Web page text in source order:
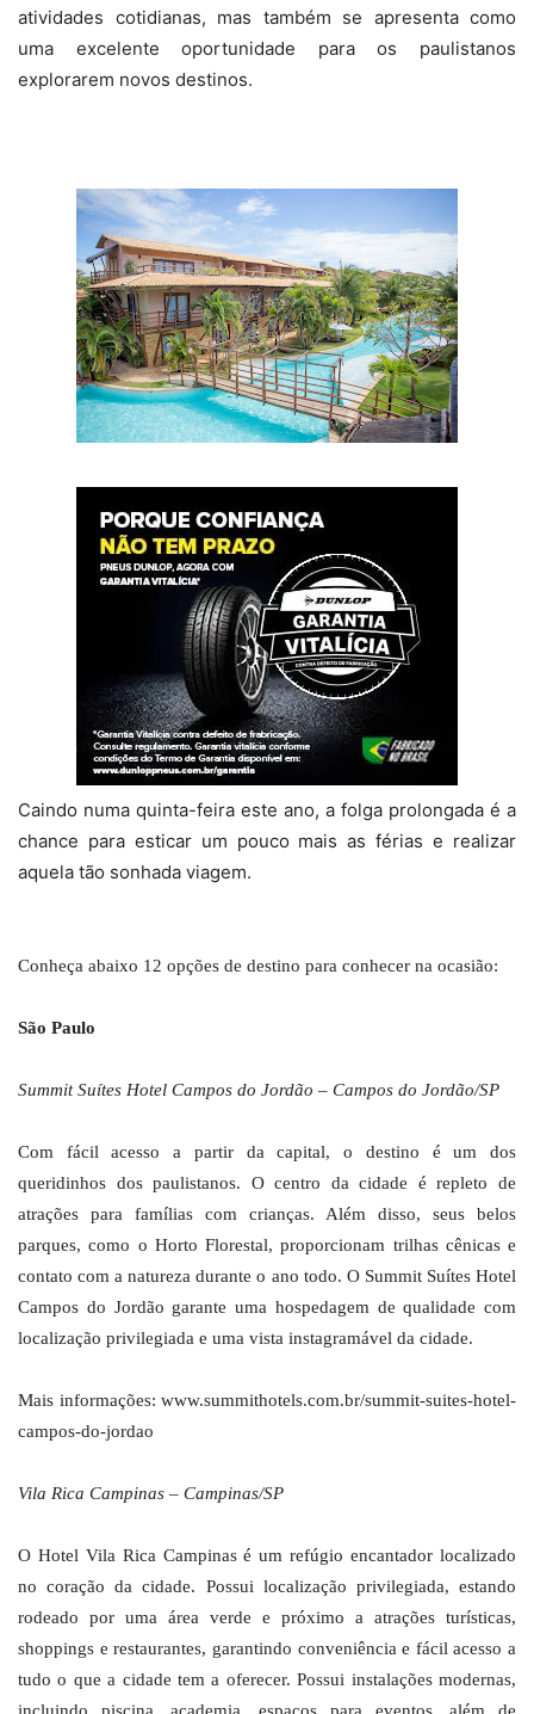
atividades cotidianas, mas também se apresenta como
uma excelente oportunidade para os paulistanos
explorarem novos destinos.
Caindo numa quinta-feira este ano, a folga prolongada é a
chance para esticar um pouco mais as férias e realizar
aquela tão sonhada viagem.
Conheça abaixo 12 opções de destino para conhecer na ocasião:
São Paulo
Summit Suítes Hotel Campos do Jordão – Campos do Jordão/SP
Com fácil acesso a partir da capital, o destino é um dos
queridinhos dos paulistanos. O centro da cidade é repleto de
atrações para famílias com crianças. Além disso, seus belos
parques, como o Horto Florestal, proporcionam trilhas cênicas e
contato com a natureza durante o ano todo. O Summit Suítes Hotel
Campos do Jordão garante uma hospedagem de qualidade com
localização privilegiada e uma vista instagramável da cidade.
Mais informações: www.summithotels.com.br/summit-suites-hotel-
campos-do-jordao
Vila Rica Campinas – Campinas/SP
O Hotel Vila Rica Campinas é um refúgio encantador localizado
no coração da cidade. Possui localização privilegiada, estando
rodeado por uma área verde e próximo a atrações turísticas,
shoppings e restaurantes, garantindo conveniência e fácil acesso a
tudo o que a cidade tem a oferecer. Possui instalações modernas,